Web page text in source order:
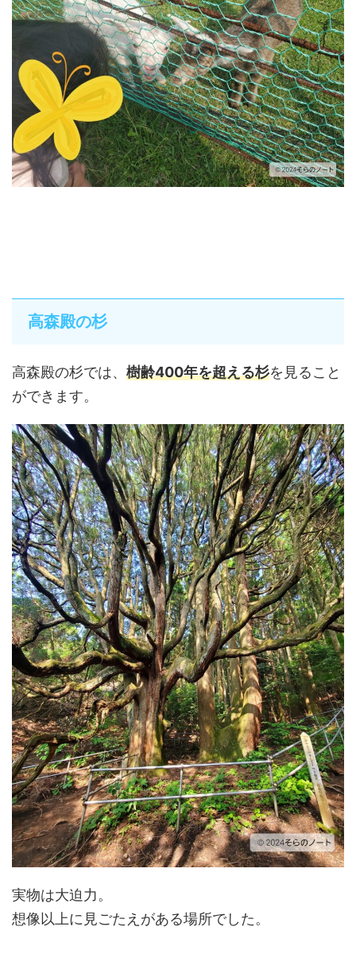
高森殿の杉
高森殿の杉では、 樹齢400年を超える杉を見ること
ができます。
実物は大迫力。
想像以上に見ごたえがある場所でした。